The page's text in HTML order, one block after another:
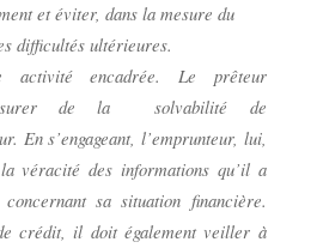
et éviter, dans la mesure du
difficultés ultérieures.
activité encadrée. Le prêteur
de la
solvabilité de
En s’engageant, l’emprunteur, lui,
véracité des informations qu’il a
concernant sa situation financière.
crédit, il doit également veiller à